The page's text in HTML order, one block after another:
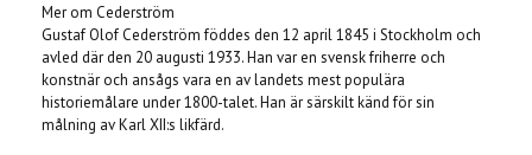
Mer om Cederström
Gustaf Olof Cederström föddes den 12 april 1845 i Stockholm och
avled där den 20 augusti 1933. Han var en svensk friherre och
konstnär och ansågs vara en av landets mest populära
historiemålare under 1800-talet. Han är särskilt känd för sin
målning av Karl XII:s likfärd.